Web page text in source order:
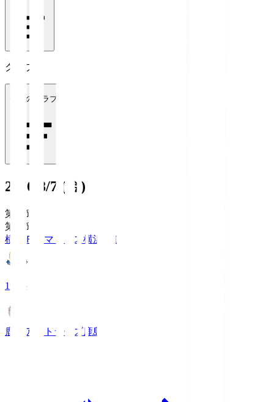
クラブ
全てのクラブ
2026/8/7 (金)
第1節
第1節
横浜Ｆ・マリノス横浜FM
19:26
鹿島アントラーズ鹿島